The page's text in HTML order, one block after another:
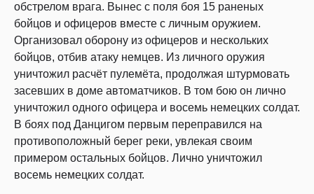
обстрелом врага. Вынес с поля боя 15 раненых
бойцов и офицеров вместе с личным оружием.
Организовал оборону из офицеров и нескольких
бойцов, отбив атаку немцев. Из личного оружия
уничтожил расчёт пулемёта, продолжая штурмовать
засевших в доме автоматчиков. В том бою он лично
уничтожил одного офицера и восемь немецких солдат.
В боях под Данцигом первым переправился на
противоположный берег реки, увлекая своим
примером остальных бойцов. Лично уничтожил
восемь немецких солдат.